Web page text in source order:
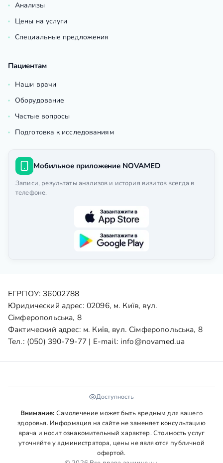
Анализы
Цены на услуги
Специальные предложения
Пациентам
Наши врачи
Оборудование
Частые вопросы
Подготовка к исследованиям
Мобильное приложение NOVAMED
Записи, результаты анализов и история визитов всегда в
телефоне.
ЕГРПОУ: 36002788
Юридический адрес: 02096, м. Київ, вул.
Сімферопольська, 8
Фактический адрес: м. Київ, вул. Сімферопольська, 8
Тел.: (050) 390-79-77 | E-mail: info@novamed.ua
Доступность
Внимание: Самолечение может быть вредным для вашего
здоровья. Информация на сайте не заменяет консультацию
врача и носит ознакомительный характер. Стоимость услуг
уточняйте у администратора, цены не являются публичной
офертой.